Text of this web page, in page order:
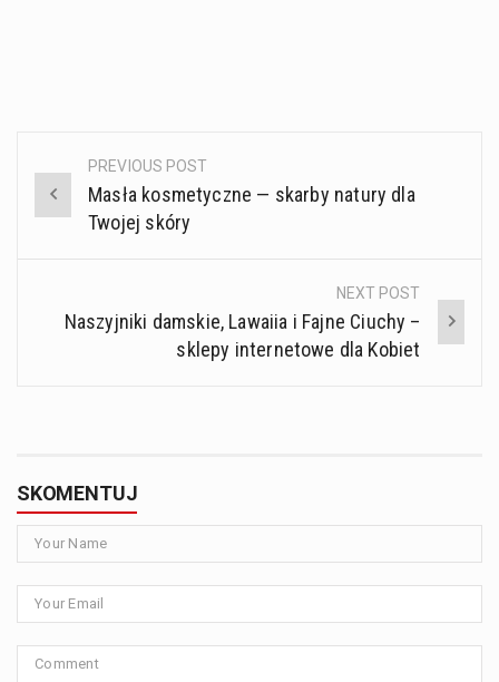
Post
navigation
PREVIOUS POST
Masła kosmetyczne — skarby natury dla
Twojej skóry
NEXT POST
Naszyjniki damskie, Lawaiia i Fajne Ciuchy –
sklepy internetowe dla Kobiet
SKOMENTUJ